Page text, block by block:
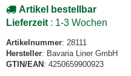
Artikel bestellbar
Lieferzeit : 1-3 Wochen
Artikelnummer: 28111
Hersteller: Bavaria Liner GmbH
GTIN/EAN : 4250659900923